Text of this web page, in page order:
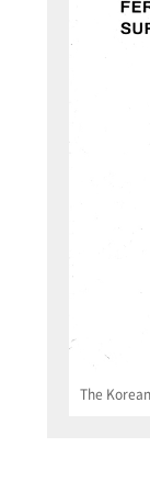
The